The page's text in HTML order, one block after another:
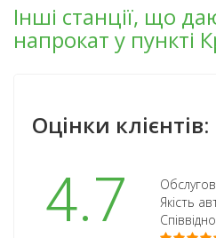
Інші станції, що
напрокат у пункті
Оцінки клієнтів:
4.7
Якість